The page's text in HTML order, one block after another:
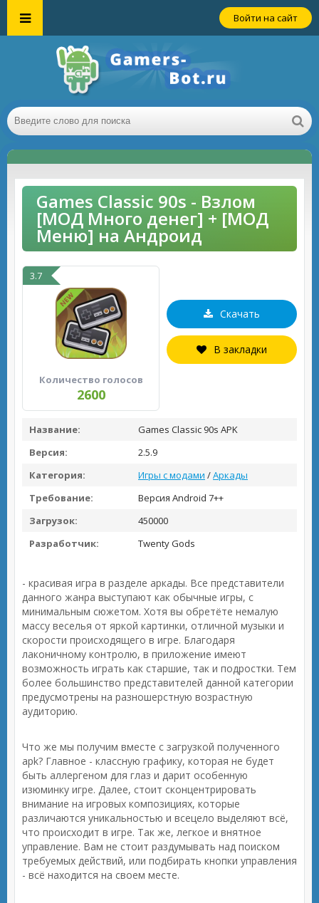
Войти на сайт
Games Classic 90s - Взлом
[МОД Много денег] + [МОД
Меню] на Андроид
3.7
Количество голосов
2600
Скачать
В закладки
Название:
Games Classic 90s APK
Версия:
2.5.9
Категория:
Игры с модами /Аркады
Требование:
Версия Android 7++
Загрузок:
450000
Разработчик:
Twenty Gods
- красивая игра в разделе аркады. Все представители
данного жанра выступают как обычные игры, с
минимальным сюжетом. Хотя вы обретёте немалую
массу веселья от яркой картинки, отличной музыки и
скорости происходящего в игре. Благодаря
лаконичному контролю, в приложение имеют
возможность играть как старшие, так и подростки. Тем
более большинство представителей данной категории
предусмотрены на разношерстную возрастную
аудиторию.
Что же мы получим вместе с загрузкой полученного
apk? Главное - классную графику, которая не будет
быть аллергеном для глаз и дарит особенную
изюминку игре. Далее, стоит сконцентрировать
внимание на игровых композициях, которые
различаются уникальностью и всецело выделяют всё,
что происходит в игре. Так же, легкое и внятное
управление. Вам не стоит раздумывать над поиском
требуемых действий, или подбирать кнопки управления
- всё находится на своем месте.